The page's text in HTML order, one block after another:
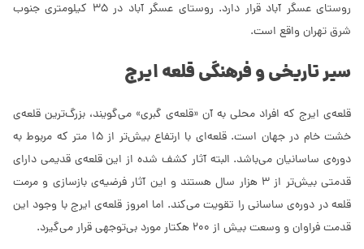
روستای عسگر آباد قرار دارد. روستای عسگر آباد در 35 کیلومتری جنوب
شرق تهران واقع است.
سیر تاریخی و فرهنگی قلعه ایرج
قلعه‌ی ایرج که افراد محلی به آن «قلعه‌ی گبری» می‌گویند، بزرگ‌ترین قلعه‌ی
خشت خام در جهان است. قلعه‌ای با ارتفاع بیش‌تر از 15 متر که مربوط به
دوره‌ی ساسانیان می‌باشد. البته آثار کشف شده از این قلعه‌ی قدیمی دارای
قدمتی بیش‌تر از 3 هزار سال هستند و این آثار فرضیه‌ی بازسازی و مرمت
قلعه در دوره‌ی ساسانی را تقویت می‌کند. اما امروز قلعه‌ی ایرج با وجود این
قدمت فراوان و وسعت بیش از 200 هکتار مورد بی‌توجهی قرار می‌گیرد.